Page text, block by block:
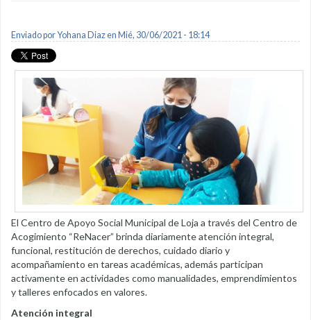
Enviado porYohana Diazen Mié, 30/06/2021 - 18:14
El Centro de Apoyo Social Municipal de Loja a través del Centro de
Acogimiento “ReNacer” brinda diariamente atención integral,
funcional, restitución de derechos, cuidado diario y
acompañamiento en tareas académicas, además participan
activamente en actividades como manualidades, emprendimientos
y talleres enfocados en valores.
Atención integral